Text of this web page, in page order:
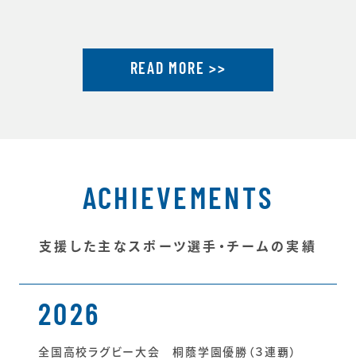
l.jp/jp/news/pres
s/20250930_1.htREAD MORE >>
ACHIEVEMENTS
支援した主なスポーツ選手・チームの実績
2026
全国高校ラグビー大会 桐蔭学園優勝（３連覇）